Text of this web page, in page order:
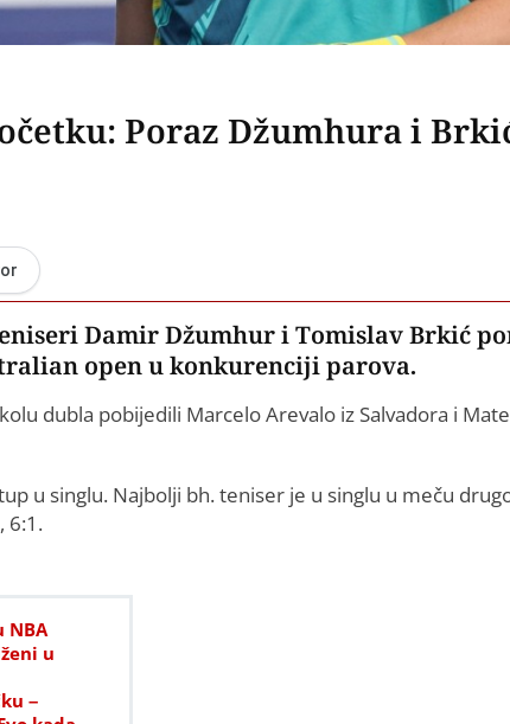
Poraz Džumhura i
Damir Džumhur i Tomislav Brkić
open u konkurenciji parova.
dubla pobijedili Marcelo Arevalo iz Salvadora i
u singlu. Najbolji bh. teniser je u singlu u meču
6:1.
NBA
u
–